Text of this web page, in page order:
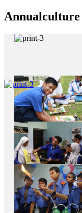
Annualculture